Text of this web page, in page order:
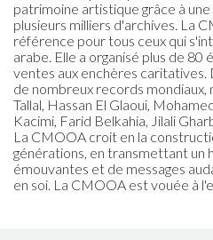
patrimoine artistique grâce à
plusieurs milliers d'archives. La
référence pour tous ceux qui
arabe. Elle a organisé plus de
ventes aux enchères
de nombreux records
Tallal, Hassan El Glaoui,
Kacimi, Farid Belkahia, Jilali
La CMOOA croit en la
générations, en transmettant un
émouvantes et de messages
en soi. La CMOOA est vouée à